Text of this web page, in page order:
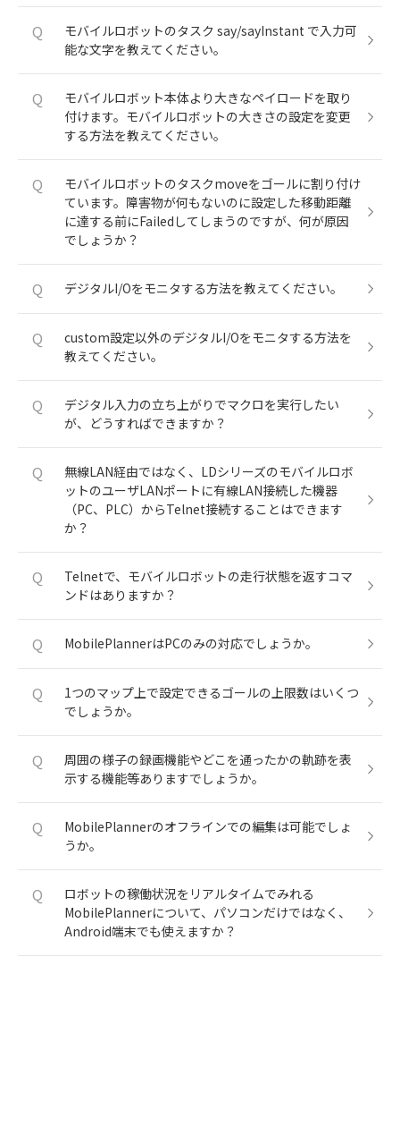
Q
モバイルロボットのタスク say/sayInstant で入力可
能な文字を教えてください。
Q
モバイルロボット本体より大きなペイロードを取り
付けます。モバイルロボットの大きさの設定を変更
する方法を教えてください。
Q
モバイルロボットのタスクmoveをゴールに割り付け
ています。障害物が何もないのに設定した移動距離
に達する前にFailedしてしまうのですが、何が原因
でしょうか？
Q デジタルI/Oをモニタする方法を教えてください。
Q
custom設定以外のデジタルI/Oをモニタする方法を
教えてください。
Q
デジタル入力の立ち上がりでマクロを実行したい
が、どうすればできますか？
Q
無線LAN経由ではなく、LDシリーズのモバイルロボ
ットのユーザLANポートに有線LAN接続した機器
（PC、PLC）からTelnet接続することはできます
か？
Q
Telnetで、モバイルロボットの走行状態を返すコマ
ンドはありますか？
Q MobilePlannerはPCのみの対応でしょうか。
Q
1つのマップ上で設定できるゴールの上限数はいくつ
でしょうか。
Q
周囲の様子の録画機能やどこを通ったかの軌跡を表
示する機能等ありますでしょうか。
Q
MobilePlannerのオフラインでの編集は可能でしょ
うか。
Q
ロボットの稼働状況をリアルタイムでみれる
MobilePlannerについて、パソコンだけではなく、
Android端末でも使えますか？